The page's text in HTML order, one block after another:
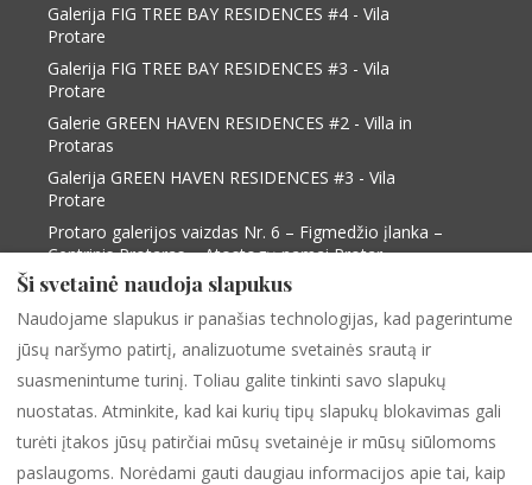
Galerija FIG TREE BAY RESIDENCES #4 - Vila
Protare
Galerija FIG TREE BAY RESIDENCES #3 - Vila
Protare
Galerie GREEN HAVEN RESIDENCES #2 - Villa in
Protaras
Galerija GREEN HAVEN RESIDENCES #3 - Vila
Protare
Protaro galerijos vaizdas Nr. 6 – Figmedžio įlanka –
Centrinis Protaras – Atostogų namai Protar...
Protaro galerijos vaizdas Nr. 9 – Figmedžio įlanka –
Centrinis Protaras – Atostogų namai Protar...
Protaro vilos, vaizdas 2, „Protaras View 2“ – „Fig
tree Bay Central Protaras“ – „Paralimni“ vil...
Lietuva EUR +35799538599
Ši svetainė naudoja slapukus
Naudojame slapukus ir panašias technologijas, kad pagerintume
jūsų naršymo patirtį, analizuotume svetainės srautą ir
suasmenintume turinį. Toliau galite tinkinti savo slapukų
nuostatas. Atminkite, kad kai kurių tipų slapukų blokavimas gali
turėti įtakos jūsų patirčiai mūsų svetainėje ir mūsų siūlomoms
paslaugoms. Norėdami gauti daugiau informacijos apie tai, kaip